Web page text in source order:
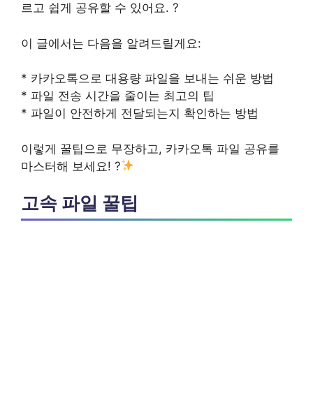
르고 쉽게 공유할 수 있어요. ?
이 글에서는 다음을 알려드릴게요:
* 카카오톡으로 대용량 파일을 보내는 쉬운 방법
* 파일 전송 시간을 줄이는 최고의 팁
* 파일이 안전하게 전달되는지 확인하는 방법
이렇게 꿀팁으로 무장하고, 카카오톡 파일 공유를
마스터해 보세요! ?
고속 파일 꿀팁